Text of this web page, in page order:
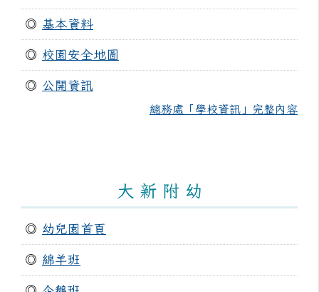
◎ 基本資料
◎ 校園安全地圖
◎ 公開資訊
總務處「學校資訊」完整內容
大 新 附 幼
◎ 幼兒園首頁
◎ 綿羊班